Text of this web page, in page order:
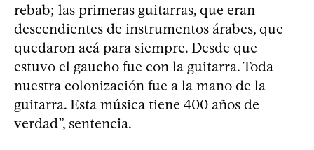
rebab; las primeras guitarras, que eran
descendientes de instrumentos árabes, que
quedaron acá para siempre. Desde que
estuvo el gaucho fue con la guitarra. Toda
nuestra colonización fue a la mano de la
guitarra. Esta música tiene 400 años de
verdad”, sentencia.